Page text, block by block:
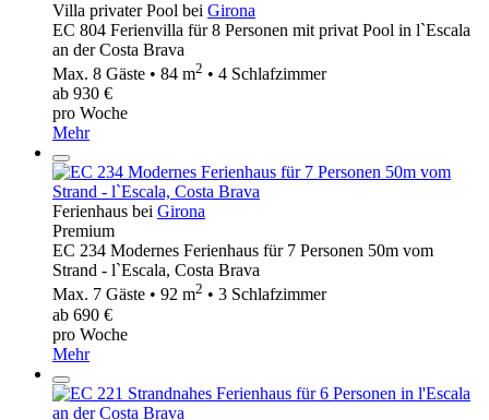
Villa privater Pool bei Girona
EC 804 Ferienvilla für 8 Personen mit privat Pool in l`Escala
an der Costa Brava
Max. 8 Gäste • 84 m2 • 4 Schlafzimmer
ab 930 €
pro Woche
Mehr
Ferienhaus bei Girona
Premium
EC 234 Modernes Ferienhaus für 7 Personen 50m vom
Strand - l`Escala, Costa Brava
Max. 7 Gäste • 92 m2 • 3 Schlafzimmer
ab 690 €
pro Woche
Mehr